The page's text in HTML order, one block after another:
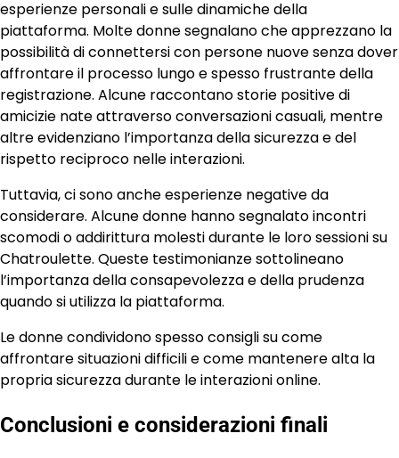
esperienze personali e sulle dinamiche della
piattaforma. Molte donne segnalano che apprezzano la
possibilità di connettersi con persone nuove senza dover
affrontare il processo lungo e spesso frustrante della
registrazione. Alcune raccontano storie positive di
amicizie nate attraverso conversazioni casuali, mentre
altre evidenziano l’importanza della sicurezza e del
rispetto reciproco nelle interazioni.
Tuttavia, ci sono anche esperienze negative da
considerare. Alcune donne hanno segnalato incontri
scomodi o addirittura molesti durante le loro sessioni su
Chatroulette. Queste testimonianze sottolineano
l’importanza della consapevolezza e della prudenza
quando si utilizza la piattaforma.
Le donne condividono spesso consigli su come
affrontare situazioni difficili e come mantenere alta la
propria sicurezza durante le interazioni online.
Conclusioni e considerazioni finali